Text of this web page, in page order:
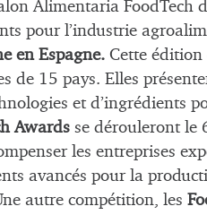
Alimentaria FoodTech
pour l’industrie
en Espagne. Cette
de 15 pays. Elles
et d’ingrédients
Awards se dérouleront le
les entreprises
avancés pour la
autre compétition, les